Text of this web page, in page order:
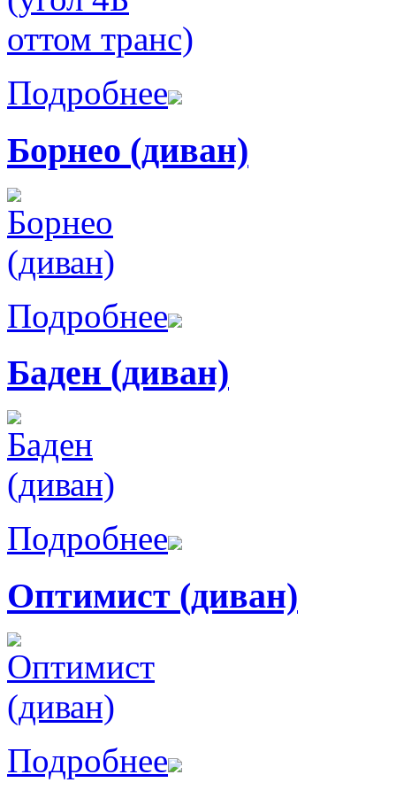
Подробнее
Борнео (диван)
Подробнее
Баден (диван)
Подробнее
Оптимист (диван)
Подробнее